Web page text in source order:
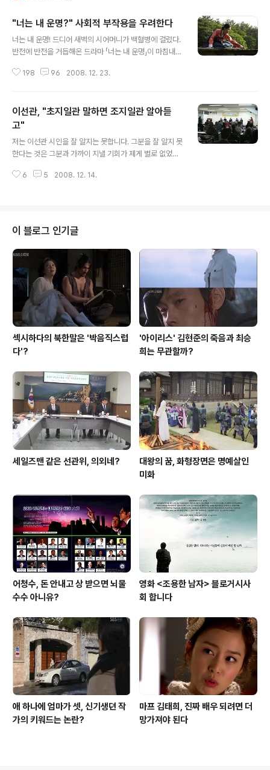
"너는 내 운명?" 사회적 부작용을 우려한다
너는 내 운명! 드디어 새벽의 시어머니가 백혈병에 걸렸다.
반전에 반전을 거듭해온 드라마 「너는 내 운명」이 마침내
마를 두고 금세기 최고의 막장드라마라는 혹평이 잇따른
동을 하는 사람을 보면 신기해서 더 자주 쳐다보게 되는 것
과 같은 이치라고나 할까? 그래서 사람들은 역설적으로 이
막장드라마가 앞으로 또 얼마나 더 기가 막힌 반전(?)을 선
물할 것인지, 기대 섞인 시선을 거두지 못하고 있는 게 아닐
식제고를 기획의도로 한 새로운 가족 드라마? 나는 이 드라
198 96 2008. 12. 23.
이선관, "초지일관 말하면 조지일관 알아듣
고"
저는 이선관 시인을 잘 알지는 못합니다. 그분을 잘 알지 못
한다는 것은 그분과 가까이 지낼 기회가 제게 별로 없었다
으로 활동했습니다. 시인은 우리 마산에서 너무 유명한 인
도 합니다. 저는 생전에 시인을 딱 두 번 가까이서 뵌 적이
있습니다. 한 번은 대우백화점 엘리베이터 안에서였고, 또
한 번은 창동 골목의 만초라는 술집에서였습니다. 아내와
함께 엘리베이터를 타고 가다 처음 뵈었을 때, 깜짝 놀랐습
니다. 시인은 지체장애인이었습니다. 잘 걷지도 못하고 잘
말하지도 못했습니다. 이..
6 5 2008. 12. 14.
이 블로그 인기글
섹시하다의 북한말은 '박음직스럽
다'?
'아이리스' 김현준의 죽음과 최승
희는 무관할까?
세일즈맨 같은 선관위, 의외네?
대왕의 꿈, 화형장면은 명예살인
미화
어청수, 돈 안내고 상 받으면 뇌물
수수 아니유?
영화 <조용한 남자> 블로거시사
회 합니다
애 하나에 엄마가 셋, 신기생뎐 작
가의 키워드는 논란?
마프 김태희, 진짜 배우 되려면 더
망가져야 된다